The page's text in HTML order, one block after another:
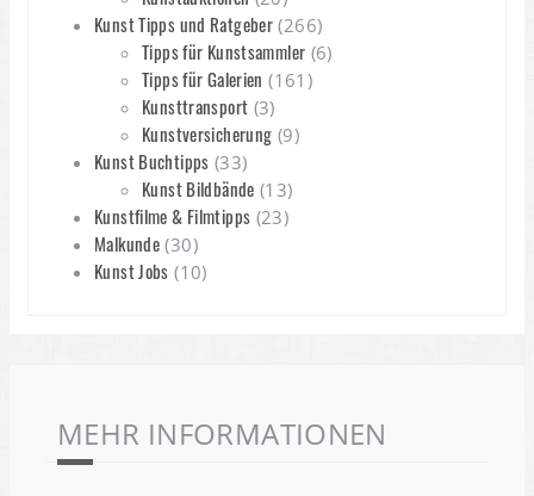
Kunst Tipps und Ratgeber (266)
Tipps für Kunstsammler (6)
Tipps für Galerien (161)
Kunsttransport (3)
Kunstversicherung (9)
Kunst Buchtipps (33)
Kunst Bildbände (13)
Kunstfilme & Filmtipps (23)
Malkunde (30)
Kunst Jobs (10)
MEHR INFORMATIONEN